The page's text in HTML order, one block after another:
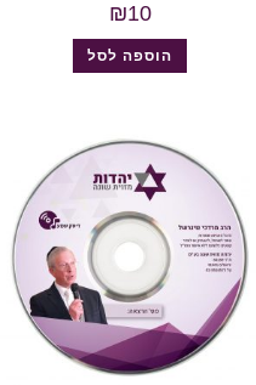
₪10
הוספה לסל